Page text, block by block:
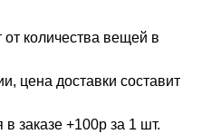
от количества вещей в
цена доставки составит
заказе +100р за 1 шт.